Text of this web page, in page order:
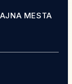
MESTA